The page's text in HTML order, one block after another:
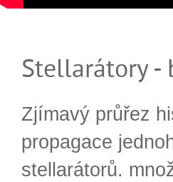
Stellarátory -
Zjímavý průřez
propagace
stellarátorů.